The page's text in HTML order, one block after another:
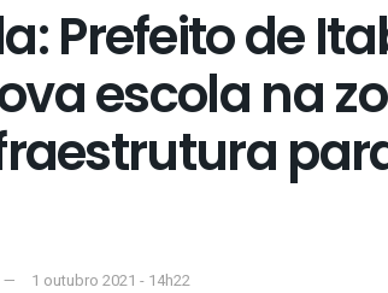
Prefeito de
escola na
1 outubro 2021 - 14h22